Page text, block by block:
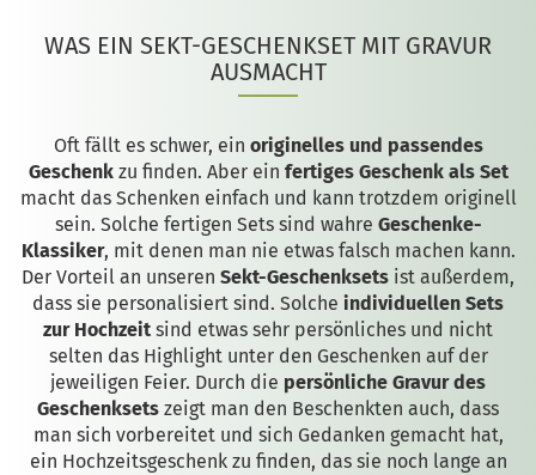
WAS EIN SEKT-GESCHENKSET MIT GRAVUR
AUSMACHT
Oft fällt es schwer, ein originelles und passendes
Geschenkzu finden. Aber ein fertiges Geschenk als Set
macht das Schenken einfach und kann trotzdem originell
sein. Solche fertigen Sets sind wahre Geschenke-
Klassiker, mit denen man nie etwas falsch machen kann.
Der Vorteil an unseren Sekt-Geschenksets ist außerdem,
dass sie personalisiert sind. Solche individuellen Sets
zur Hochzeit sind etwas sehr persönliches und nicht
selten das Highlight unter den Geschenken auf der
jeweiligen Feier. Durch die persönliche Gravur des
Geschenksets zeigt man den Beschenkten auch, dass
man sich vorbereitet und sich Gedanken gemacht hat,
ein Hochzeitsgeschenk zu finden, das sie noch lange an